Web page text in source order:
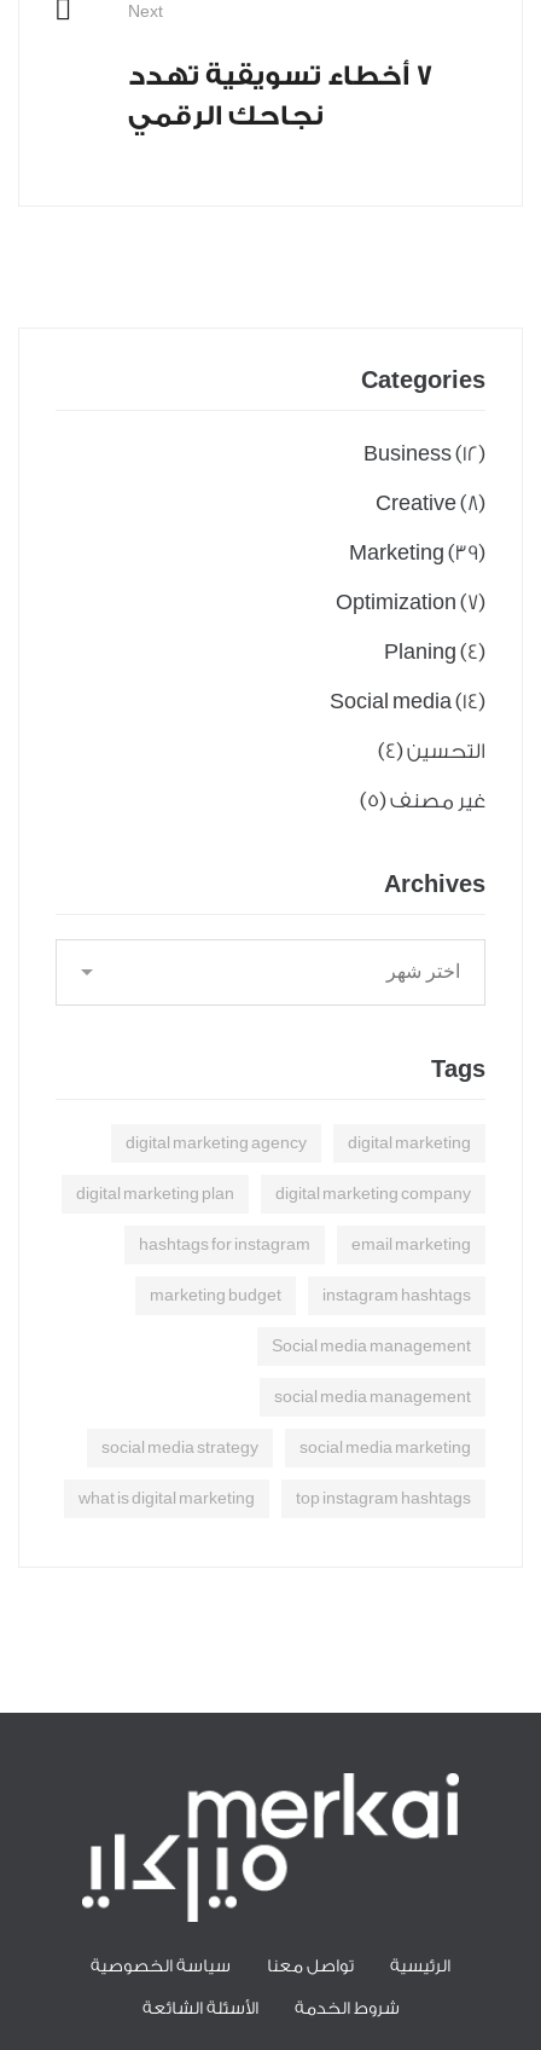
Next
7 أخطاء تسويقية تهدد
نجاحك الرقمي
Categories
Business(12)
Creative(8)
Marketing (39)
Optimization (7)
Planing (4)
Social media (14)
التحسين(4)
غير مصنف(5)
Archives
Tags
digital marketing
digital marketing agency
digital marketing company
digital marketing plan
email marketing
hashtags for instagram
instagram hashtags
marketing budget
Social media management
social media management
social media marketing
social media strategy
top instagram hashtags
what is digital marketing
الرئيسية تواصل معنا سياسة الخصوصية
شروط الخدمة الأسئلة الشائعة